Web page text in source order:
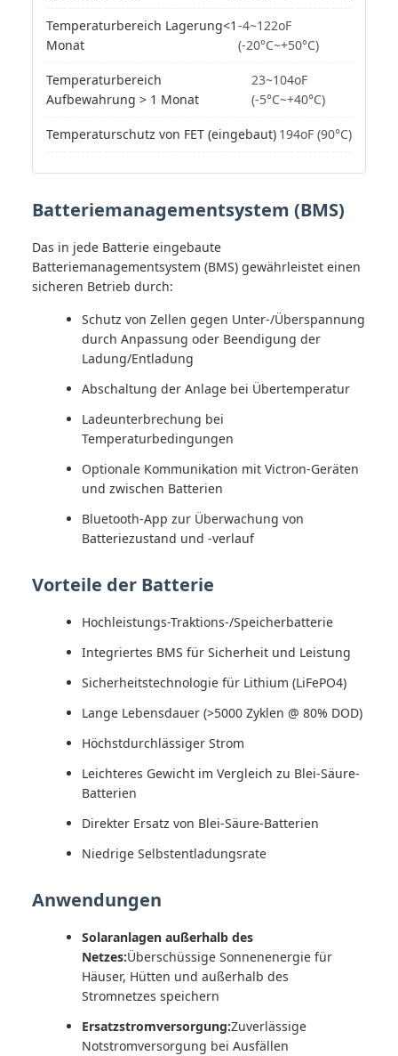
Temperaturbereich Lagerung<1
Monat
-4~122oF
(-20°C~+50°C)
Temperaturbereich
Aufbewahrung > 1 Monat
23~104oF
(-5°C~+40°C)
Temperaturschutz von FET (eingebaut) 194oF (90°C)
Batteriemanagementsystem (BMS)
Das in jede Batterie eingebaute
Batteriemanagementsystem (BMS) gewährleistet einen
sicheren Betrieb durch:
Schutz von Zellen gegen Unter-/Überspannung
durch Anpassung oder Beendigung der
Ladung/Entladung
Abschaltung der Anlage bei Übertemperatur
Ladeunterbrechung bei
Temperaturbedingungen
Optionale Kommunikation mit Victron-Geräten
und zwischen Batterien
Bluetooth-App zur Überwachung von
Batteriezustand und -verlauf
Vorteile der Batterie
Hochleistungs-Traktions-/Speicherbatterie
Integriertes BMS für Sicherheit und Leistung
Sicherheitstechnologie für Lithium (LiFePO4)
Lange Lebensdauer (>5000 Zyklen @ 80% DOD)
Höchstdurchlässiger Strom
Leichteres Gewicht im Vergleich zu Blei-Säure-
Batterien
Direkter Ersatz von Blei-Säure-Batterien
Niedrige Selbstentladungsrate
Anwendungen
Solaranlagen außerhalb des
Netzes:Überschüssige Sonnenenergie für
Häuser, Hütten und außerhalb des
Stromnetzes speichern
Ersatzstromversorgung:Zuverlässige
Notstromversorgung bei Ausfällen